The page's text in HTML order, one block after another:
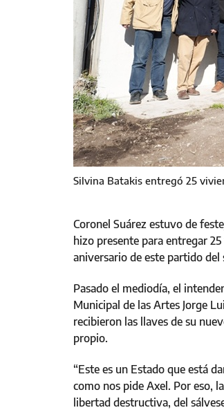
Silvina Batakis entregó 25
Coronel Suárez estuvo de
hizo presente para entregar
aniversario de este partido del
Pasado el mediodía, el
Municipal de las Artes Jorge
recibieron las llaves de su
propio.
“Este es un Estado que está
como nos pide Axel. Por eso,
libertad destructiva, del